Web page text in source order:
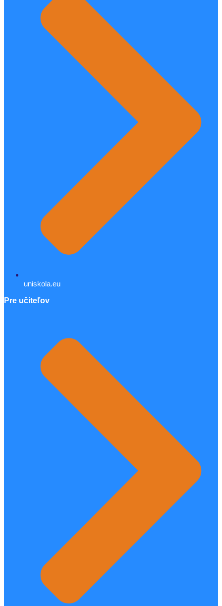
uniskola.eu
Pre učiteľov